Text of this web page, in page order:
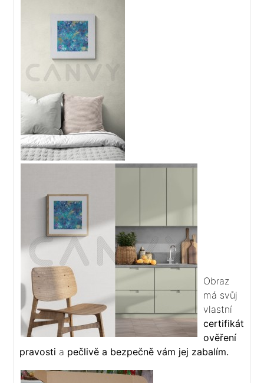
Obraz
má svůj
vlastní
certifikát
ověření
pravosti a pečlivě a bezpečně vám jej zabalím.